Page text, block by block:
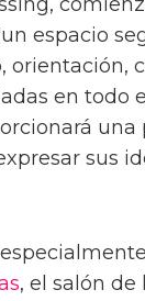
espacio
orientación,
en todo
una
sus
, el salón de